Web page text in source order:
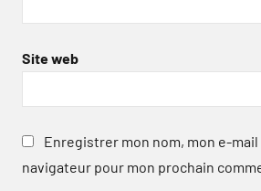
Site web
Enregistrer mon nom, mon e-
navigateur pour mon prochain